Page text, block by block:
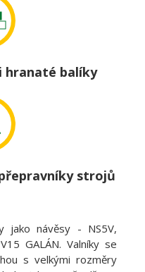
hranaté balíky
strojů
jako návěsy - NS5V,
GALÁN. Valníky se
s velkými rozměry